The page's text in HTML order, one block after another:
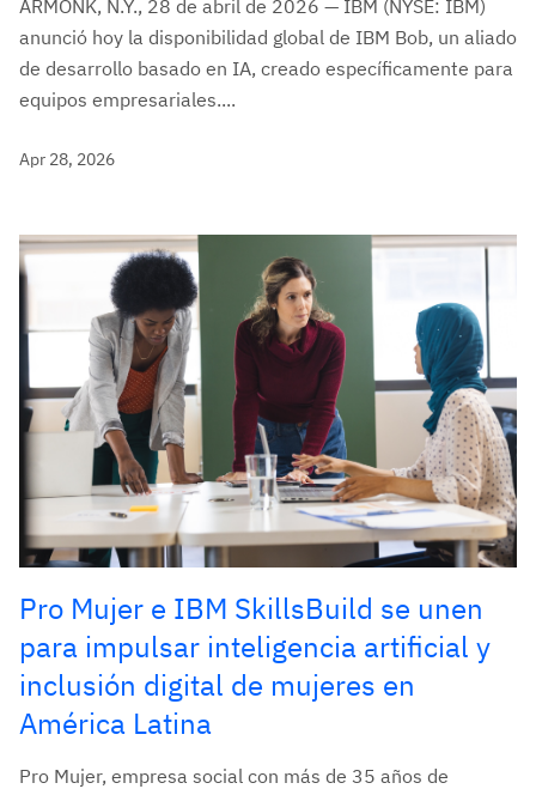
ARMONK, N.Y., 28 de abril de 2026 — IBM (NYSE: IBM)
anunció hoy la disponibilidad global de IBM Bob, un aliado
de desarrollo basado en IA, creado específicamente para
equipos empresariales....
Apr 28, 2026
Pro Mujer e IBM SkillsBuild se unen
para impulsar inteligencia artificial y
inclusión digital de mujeres en
América Latina
Pro Mujer, empresa social con más de 35 años de